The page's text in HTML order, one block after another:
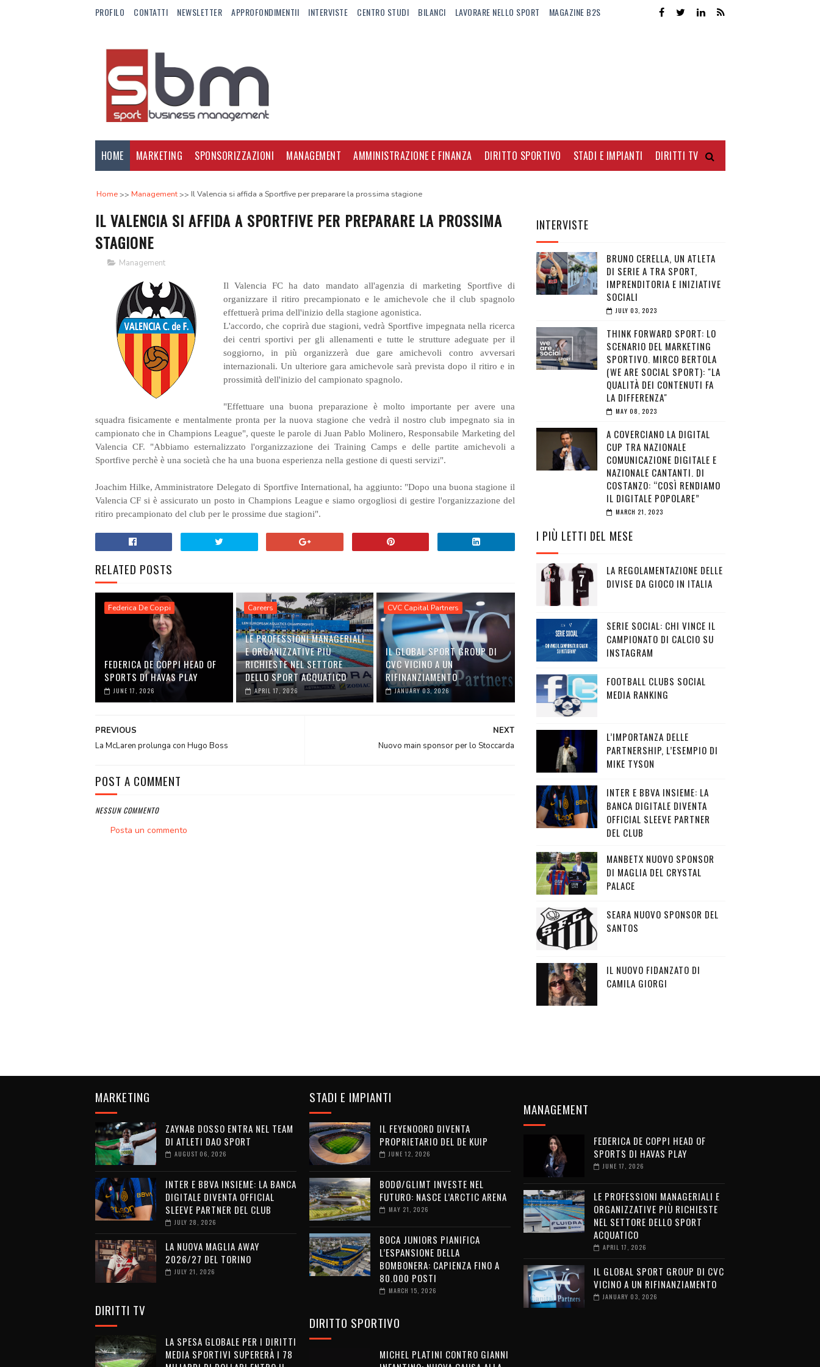
PROFILO CONTATTI NEWSLETTER APPROFONDIMENTII INTERVISTE CENTRO STUDI BILANCI LAVORARE NELLO SPORT MAGAZINE B2S
HOME MARKETING SPONSORIZZAZIONI MANAGEMENT AMMINISTRAZIONE E FINANZA DIRITTO SPORTIVO STADI E IMPIANTI DIRITTI TV
Home Management Il Valencia si affida a Sportfive per preparare la prossima stagione
IL VALENCIA SI AFFIDA A SPORTFIVE PER PREPARARE LA PROSSIMA
STAGIONE
Management
Il Valencia FC ha dato mandato all'agenzia di marketing Sportfive di
organizzare il ritiro precampionato e le amichevole che il club spagnolo
effettuerà prima dell'inizio della stagione agonistica.
L'accordo, che coprirà due stagioni, vedrà Sportfive impegnata nella ricerca
dei centri sportivi per gli allenamenti e tutte le strutture adeguate per il
soggiorno, in più organizzerà due gare amichevoli contro avversari
internazionali. Un ulteriore gara amichevole sarà prevista dopo il ritiro e in
prossimità dell'inizio del campionato spagnolo.
"Effettuare una buona preparazione è molto importante per avere una
squadra fisicamente e mentalmente pronta per la nuova stagione che vedrà il nostro club impegnato sia in
campionato che in Champions League", queste le parole di Juan Pablo Molinero, Responsabile Marketing del
Valencia CF. "Abbiamo esternalizzato l'organizzazione dei Training Camps e delle partite amichevoli a
Sportfive perchè è una società che ha una buona esperienza nella gestione di questi servizi".
Joachim Hilke, Amministratore Delegato di Sportfive International, ha aggiunto: "Dopo una buona stagione il
Valencia CF si è assicurato un posto in Champions League e siamo orgogliosi di gestire l'organizzazione del
ritiro precampionato del club per le prossime due stagioni".
RELATED POSTS
Federica De Coppi
FEDERICA DE COPPI HEAD OF
SPORTS DI HAVAS PLAY
JUNE 17, 2026
Careers
LE PROFESSIONI MANAGERIALI
E ORGANIZZATIVE PIÙ
RICHIESTE NEL SETTORE
DELLO SPORT ACQUATICO
APRIL 17, 2026
CVC Capital Partners
IL GLOBAL SPORT GROUP DI
CVC VICINO A UN
RIFINANZIAMENTO
JANUARY 03, 2026
NEXT
Nuovo main sponsor per lo Stoccarda
PREVIOUS
La McLaren prolunga con Hugo Boss
POST A COMMENT
NESSUN COMMENTO
Posta un commento
INTERVISTE
BRUNO CERELLA, UN ATLETA
DI SERIE A TRA SPORT,
IMPRENDITORIA E INIZIATIVE
SOCIALI
JULY 03, 2023
THINK FORWARD SPORT: LO
SCENARIO DEL MARKETING
SPORTIVO. MIRCO BERTOLA
(WE ARE SOCIAL SPORT): "LA
QUALITÀ DEI CONTENUTI FA
LA DIFFERENZA"
MAY 08, 2023
A COVERCIANO LA DIGITAL
CUP TRA NAZIONALE
COMUNICAZIONE DIGITALE E
NAZIONALE CANTANTI. DI
COSTANZO: “COSÌ RENDIAMO
IL DIGITALE POPOLARE”
MARCH 21, 2023
I PIÙ LETTI DEL MESE
LA REGOLAMENTAZIONE DELLE
DIVISE DA GIOCO IN ITALIA
SERIE SOCIAL: CHI VINCE IL
CAMPIONATO DI CALCIO SU
INSTAGRAM
FOOTBALL CLUBS SOCIAL
MEDIA RANKING
L’IMPORTANZA DELLE
PARTNERSHIP, L’ESEMPIO DI
MIKE TYSON
INTER E BBVA INSIEME: LA
BANCA DIGITALE DIVENTA
OFFICIAL SLEEVE PARTNER
DEL CLUB
MANBETX NUOVO SPONSOR
DI MAGLIA DEL CRYSTAL
PALACE
SEARA NUOVO SPONSOR DEL
SANTOS
IL NUOVO FIDANZATO DI
CAMILA GIORGI
MARKETING
ZAYNAB DOSSO ENTRA NEL TEAM
DI ATLETI DAO SPORT
AUGUST 06, 2026
INTER E BBVA INSIEME: LA BANCA
DIGITALE DIVENTA OFFICIAL
SLEEVE PARTNER DEL CLUB
JULY 28, 2026
LA NUOVA MAGLIA AWAY
2026/27 DEL TORINO
JULY 21, 2026
DIRITTI TV
LA SPESA GLOBALE PER I DIRITTI
MEDIA SPORTIVI SUPERERÀ I 78
STADI E IMPIANTI
IL FEYENOORD DIVENTA
PROPRIETARIO DEL DE KUIP
JUNE 12, 2026
BODØ/GLIMT INVESTE NEL
FUTURO: NASCE L’ARCTIC ARENA
MAY 21, 2026
BOCA JUNIORS PIANIFICA
L’ESPANSIONE DELLA
BOMBONERA: CAPIENZA FINO A
80.000 POSTI
MARCH 15, 2026
DIRITTO SPORTIVO
MICHEL PLATINI CONTRO GIANNI
MANAGEMENT
FEDERICA DE COPPI HEAD OF
SPORTS DI HAVAS PLAY
JUNE 17, 2026
LE PROFESSIONI MANAGERIALI E
ORGANIZZATIVE PIÙ RICHIESTE
NEL SETTORE DELLO SPORT
ACQUATICO
APRIL 17, 2026
IL GLOBAL SPORT GROUP DI CVC
VICINO A UN RIFINANZIAMENTO
JANUARY 03, 2026